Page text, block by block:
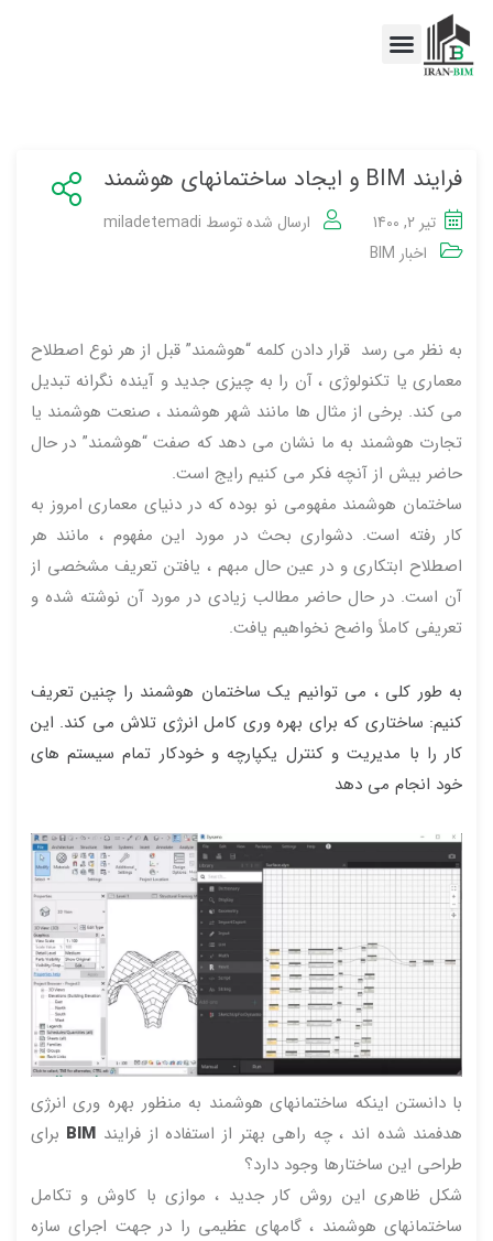
فرایند BIM و ایجاد ساختمانهای هوشمند
تیر 2, 1400 ارسال شده توسط miladetemadi
اخبار BIM
به نظر می رسد قرار دادن کلمه “هوشمند” قبل از هر نوع اصطلاح
معماری یا تکنولوژی ، آن را به چیزی جدید و آینده نگرانه تبدیل
می کند. برخی از مثال ها مانند شهر هوشمند ، صنعت هوشمند یا
تجارت هوشمند به ما نشان می دهد که صفت “هوشمند” در حال
حاضر بیش از آنچه فکر می کنیم رایج است.
ساختمان هوشمند مفهومی نو بوده که در دنیای معماری امروز به
کار رفته است. دشواری بحث در مورد این مفهوم ، مانند هر
اصطلاح ابتکاری و در عین حال مبهم ، یافتن تعریف مشخصی از
آن است. در حال حاضر مطالب زیادی در مورد آن نوشته شده و
تعریفی کاملاً واضح نخواهیم یافت.
به طور کلی ، می توانیم یک ساختمان هوشمند را چنین تعریف
کنیم: ساختاری که برای بهره وری کامل انرژی تلاش می کند. این
کار را با مدیریت و کنترل یکپارچه و خودکار تمام سیستم های
خود انجام می دهد
با دانستن اینکه ساختمانهای هوشمند به منظور بهره وری انرژی
هدفمند شده اند ، چه راهی بهتر از استفاده از فرایند BIM برای
طراحی این ساختارها وجود دارد؟
شکل ظاهری این روش کار جدید ، موازی با کاوش و تکامل
ساختمانهای هوشمند ، گامهای عظیمی را در جهت اجرای سازه